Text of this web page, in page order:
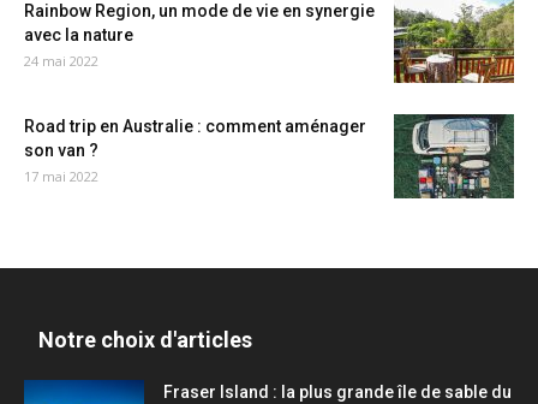
Rainbow Region, un mode de vie en synergie
avec la nature
24 mai 2022
Road trip en Australie : comment aménager
son van ?
17 mai 2022
Notre choix d'articles
Fraser Island : la plus grande île de sable du